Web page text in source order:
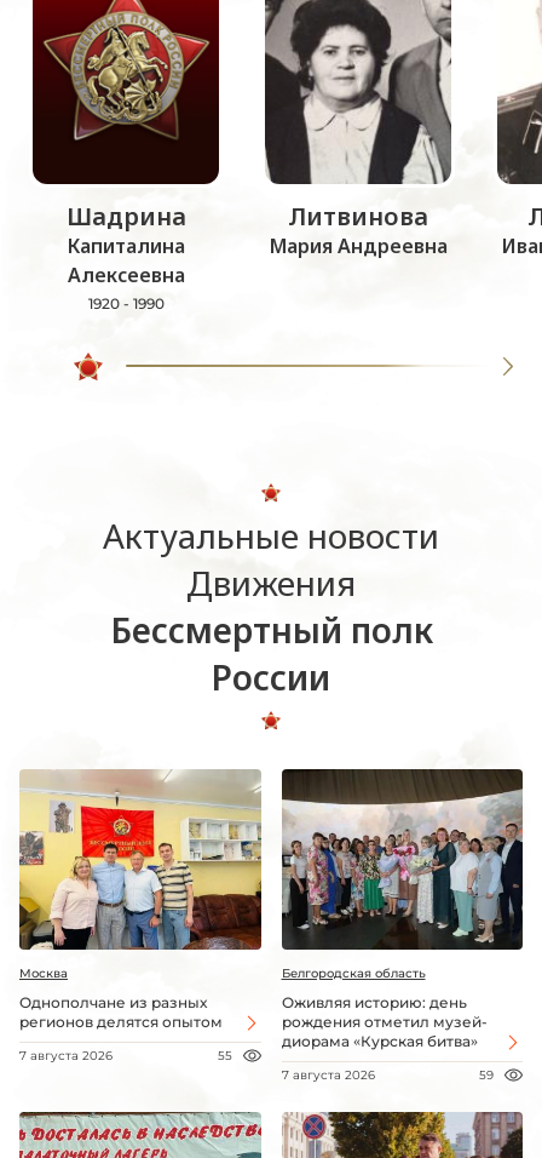
Шадрина
Капиталина
Алексеевна
1920 - 1990
Литвинова
Мария Андреевна
Актуальные новости
Движения
Бессмертный полк
России
Москва
Однополчане из разных
регионов делятся опытом
7 августа 2026 55
Белгородская область
Оживляя историю: день
рождения отметил музей-
диорама «Курская битва»
7 августа 2026 59